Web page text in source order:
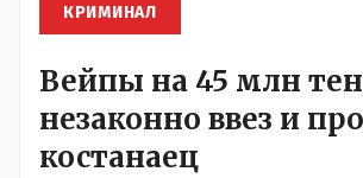
КРИМИНАЛ
Вейпы на 45 млн
незаконно ввез и
костанаец